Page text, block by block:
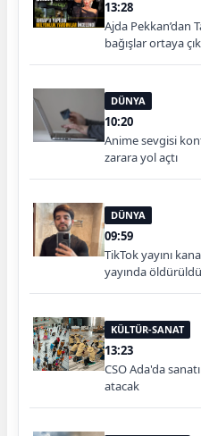
13:28
Ajda Pekkan’dan
bağışlar ortaya
DÜNYA
10:20
Anime sevgisi
zarara yol açtı
DÜNYA
09:59
TikTok yayını
yayında öldürüldü
KÜLTÜR-SANAT
13:23
CSO Ada'da
atacak